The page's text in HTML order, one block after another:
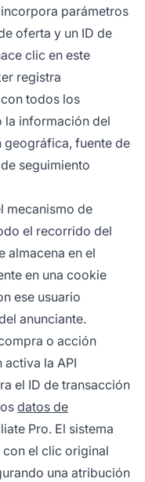
parámetros
oferta y un ID de
clic en este
registra
todos los
la información del
fuente de
seguimiento
mecanismo de
el recorrido del
almacena en el
en una cookie
ese usuario
anunciante.
o acción
la API
el ID de transacción
datos de
Pro. El sistema
el clic original
una atribución